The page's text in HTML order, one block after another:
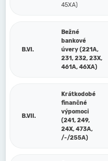
45XA)
B.VI.
Bežné
bankové
úvery (221A,
231, 232, 23X,
461A, 46XA)
B.VII.
Krátkodobé
finančné
výpomoci
(241, 249,
24X, 473A,
/-/255A)